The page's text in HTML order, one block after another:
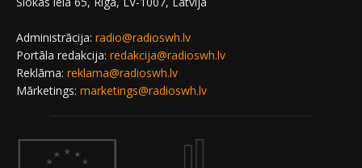
Administrācija: radio@radioswh.lv
Portāla redakcija: redakcija@radioswh.lv
Reklāma: reklama@radioswh.lv
Mārketings: marketings@radioswh.lv